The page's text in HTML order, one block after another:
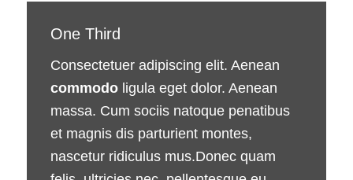
One Third
Consectetuer adipiscing elit. Aenean
commodoligula eget dolor. Aenean
massa. Cum sociis natoque penatibus
et magnis dis parturient montes,
nascetur ridiculus mus.Donec quam